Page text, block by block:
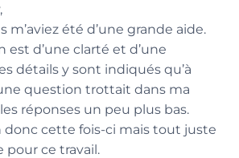
m’aviez été d’une grande aide.
est d’une clarté et d’une
détails y sont indiqués qu’à
question trottait dans ma
réponses un peu plus bas.
donc cette fois-ci mais tout juste
pour ce travail.